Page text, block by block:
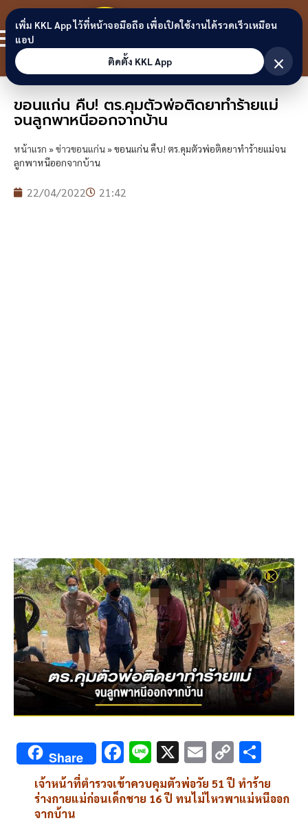
Skip to content
ขอนแก่น
ลิงก์
ขอนแก่น คืบ! ตร.คุมตัวพ่อติดยาทำร้ายแม่
จนลูกพาหนีออกจากบ้าน
หน้าแรก »ข่าวขอนแก่น»ขอนแก่น คืบ! ตร.คุมตัวพ่อติดยาทำร้ายแม่จน
ลูกพาหนีออกจากบ้าน
22/04/2022 21:42
Share F
ac
e
Li
n
e
X E
m
ai
C
o
py
h
ar
เจ้าหน้าที่ตำรวจเข้าควบคุมตัวพ่อวัย 51 ปี ทำร้าย
ร่างกายแม่ก่อนเด็กชาย 16 ปี ทนไม่ไหวพาแม่หนีออก
จากบ้าน
เพิ่ม KKL App ไว้ที่หน้าจอมือถือ เพื่อเปิดใช้งานได้รวดเร็วเหมือน
แอป
ติดตั้ง KKL App
×